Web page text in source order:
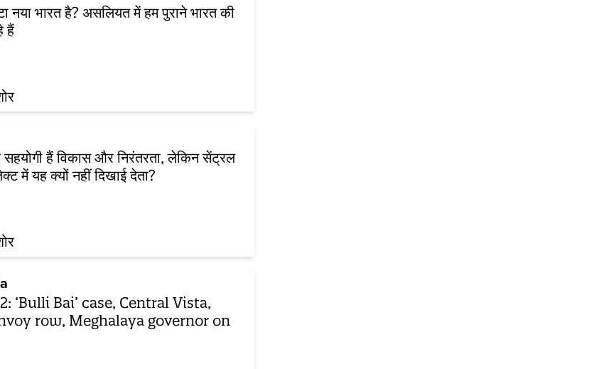
नया भारत है? असलियत में हम पुराने भारत की
हैं
हैं विकास और निरंतरता, लेकिन सेंट्रल
में यह क्यों नहीं दिखाई देता?
‘Bulli Bai’ case, Central Vista,
row, Meghalaya governor on